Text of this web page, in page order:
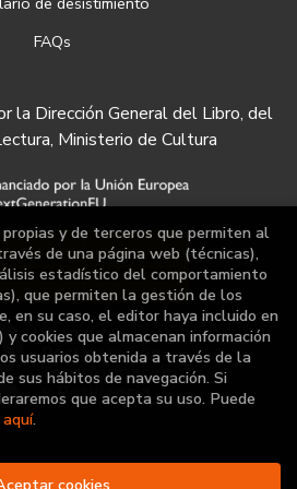
FAQs
la Dirección General del Libro, del
Ministerio de Cultura
y de terceros que permiten al
de una página web (técnicas),
estadístico del comportamiento
que permiten la gestión de los
en su caso, el editor haya incluido en
cookies que almacenan información
usuarios obtenida a través de la
sus hábitos de navegación. Si
que acepta su uso. Puede
aquí.
cookies